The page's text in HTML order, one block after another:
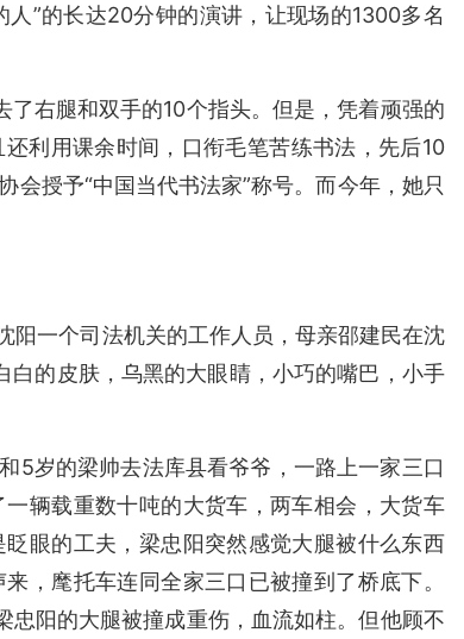
”的长达20分钟的演讲，让现场的1300多名
右腿和双手的10个指头。但是，凭着顽强的
利用课余时间，口衔毛笔苦练书法，先后10
授予“中国当代书法家”称号。而今年，她只
阳一个司法机关的工作人员，母亲邵建民在沈
的皮肤，乌黑的大眼睛，小巧的嘴巴，小手
5岁的梁帅去法库县看爷爷，一路上一家三口
辆载重数十吨的大货车，两车相会，大货车
眼的工夫，梁忠阳突然感觉大腿被什么东西
，麾托车连同全家三口已被撞到了桥底下。
阳的大腿被撞成重伤，血流如柱。但他顾不